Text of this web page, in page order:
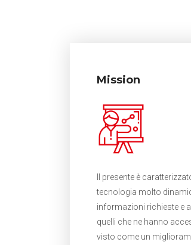
Mission
Il presente è
tecnologia molto
informazioni richieste e
quelli che ne hanno
visto come un